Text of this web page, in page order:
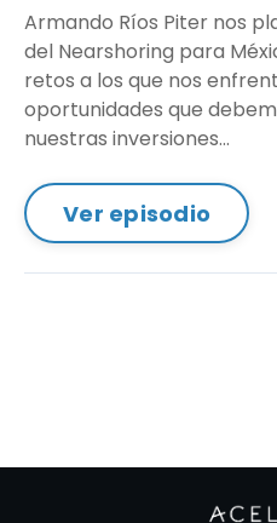
Armando Ríos Piter nos
del Nearshoring para
retos a los que nos
oportunidades que
nuestras inversiones...
Ver episodio